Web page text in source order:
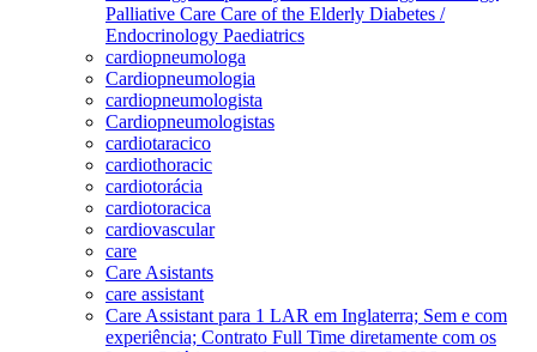
Palliative Care Care of the Elderly Diabetes /
Endocrinology Paediatrics
cardiopneumologa
Cardiopneumologia
cardiopneumologista
Cardiopneumologistas
cardiotaracico
cardiothoracic
cardiotorácia
cardiotoracica
cardiovascular
care
Care Asistants
care assistant
Care Assistant para 1 LAR em Inglaterra; Sem e com
experiência; Contrato Full Time diretamente com os